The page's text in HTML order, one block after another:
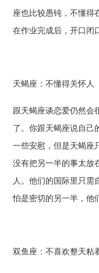
座也比较愚钝，不懂得
在作业完成后，开口闭
天蝎座：不懂得关怀人
跟天蝎座谈恋爱仍然会
了。你跟天蝎座说自己
一些安慰，但是天蝎座
没有把另一半的事太放
人。他们的国际里只需
怕是密切的另一半，他
双鱼座：不喜欢整天粘